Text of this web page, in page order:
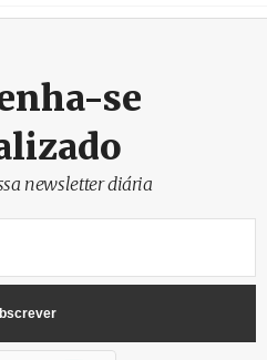
se
newsletter diária